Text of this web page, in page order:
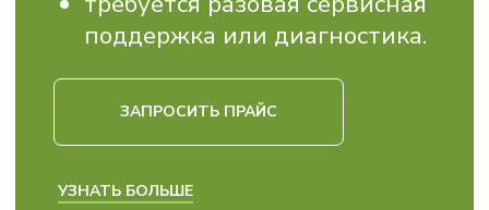
специальные цены и условия
ОПТ ВЫГОДНЕЕ